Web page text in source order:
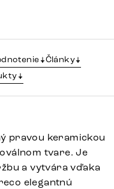
Články
pravou keramickou
tvare. Je
a vytvára vďaka
elegantnú